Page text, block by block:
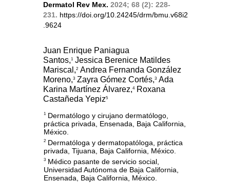
Dermatol Rev Mex. 2024; 68 (2): 228-
231. https://doi.org/10.24245/drm/bmu.v68i2
.9624
Juan Enrique Paniagua
Santos,1
Jessica Berenice Matildes
Mariscal,2 Andrea Fernanda González
Moreno,3 Zayra Gómez Cortés,3 Ada
Karina Martínez Álvarez,4Roxana
Castañeda Yepiz5
1 Dermatólogo y cirujano dermatólogo,
práctica privada, Ensenada, Baja California,
México.
2 Dermatóloga y dermatopatóloga, práctica
privada, Tijuana, Baja California, México.
3 Médico pasante de servicio social,
Universidad Autónoma de Baja California,
Ensenada, Baja California, México.